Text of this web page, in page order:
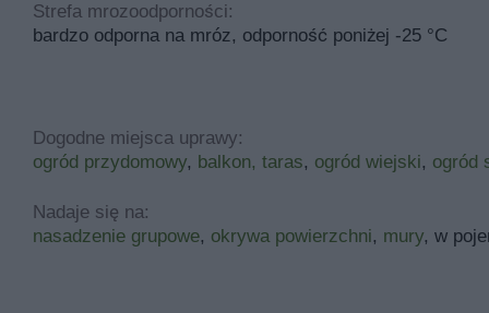
Strefa mrozoodporności:
bardzo odporna na mróz, odporność poniżej -25 °C
Dogodne miejsca uprawy:
ogród przydomowy, balkon, taras, ogród wiejski, ogród
Nadaje się na:
nasadzenie grupowe, okrywa powierzchni, mury, w